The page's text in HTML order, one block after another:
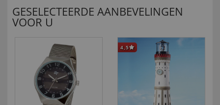
GESELECTEERDE AANBEVELINGEN
VOOR U
4,5